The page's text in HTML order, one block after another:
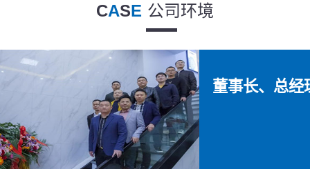
CASE 公司环境
董事长、总经